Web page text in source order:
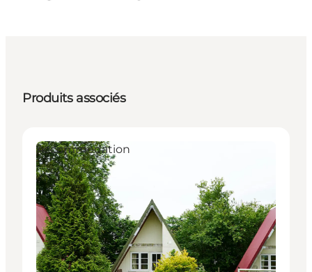
Produits associés
Accommodation